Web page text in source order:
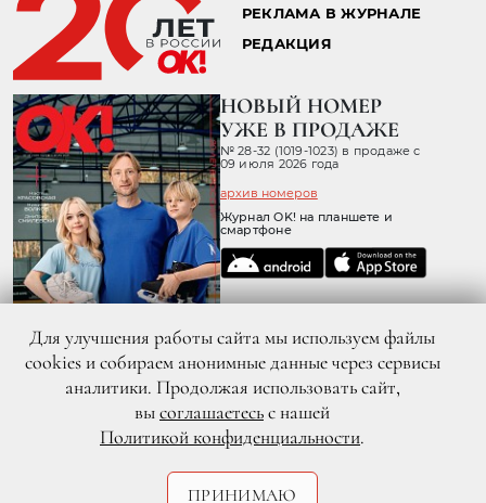
РЕКЛАМА В ЖУРНАЛЕ
РЕДАКЦИЯ
НОВЫЙ НОМЕР
УЖЕ В ПРОДАЖЕ
№ 28-32 (1019-1023) в продаже с
09 июля 2026 года
архив номеров
Журнал OK! на планшете и
смартфоне
© 2026 ООО «ХИТ ТВ» Все права защищены. 16+
Согласие пользователя сайта на обработку персональных данных
Для улучшения работы сайта мы используем файлы
cookies и собираем анонимные данные через сервисы
аналитики. Продолжая использовать сайт,
высоглашаетесьс нашей
Политикой конфиденциальности.
ПРИНИМАЮ